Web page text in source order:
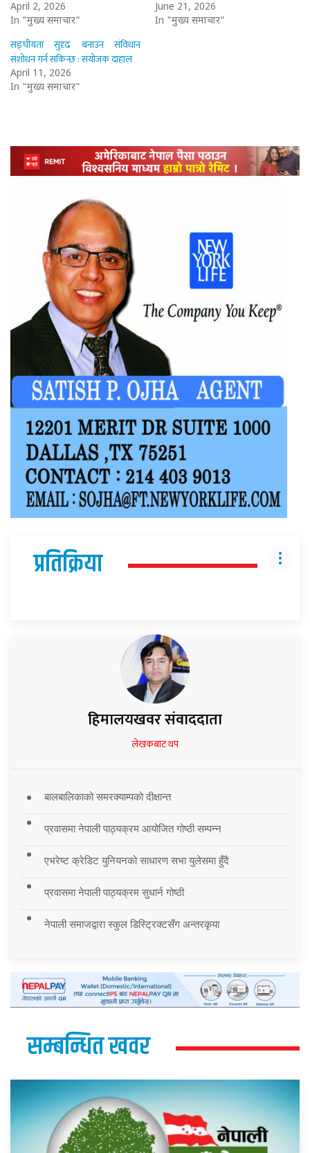
April 2, 2026
In "मुख्य समाचार"
June 21, 2026
In "मुख्य समाचार"
सङ्घीयता सुदृढ बनाउन संविधान
संशोधन गर्न सकिन्छ : संयोजक दाहाल
April 11, 2026
In "मुख्य समाचार"
प्रतिक्रिया
हिमालयखवर संवाददाता
लेखकबाट थप
बालबालिकाको समरक्याम्पको दीक्षान्त
प्रवासमा नेपाली पाठ्यक्रम आयोजित गोष्ठी सम्पन्न
एभरेष्ट क्रेडिट युनियनको साधारण सभा युलेसमा हुँदै
प्रवासमा नेपाली पाठ्यक्रम सुधार्न गोष्ठी
नेपाली समाजद्वारा स्कुल डिस्ट्रिक्टसँग अन्तरकृया
सम्बन्धित खवर